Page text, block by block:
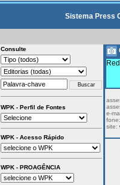
Sistema Press
Consulte
WPK - Perfil de Fontes
WPK - Acesso Rápido
WPK - PROAGÊNCIA
e-
fone:
site: